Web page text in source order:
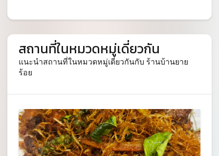
สถานที่ในหมวดหมู่เดี่ยวกัน
แนะนำสถานที่ในหมวดหมู่เดี่ยวกันกับ ร้านบ้านยาย
ร้อย